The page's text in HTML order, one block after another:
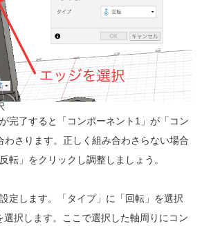
完了すると「コンポーネント1」が「コン
わさります。正しく組み合わさらない場合
転」をクリックし調整しましょう。
定します。「タイプ」に「回転」を選択
選択します。ここで選択した軸周りにコン